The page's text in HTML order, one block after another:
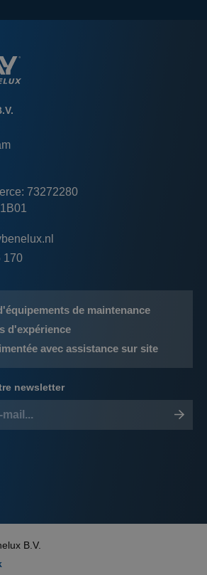
73272280
170
de maintenance
d'expérience
avec assistance sur site
newsletter
B.V.